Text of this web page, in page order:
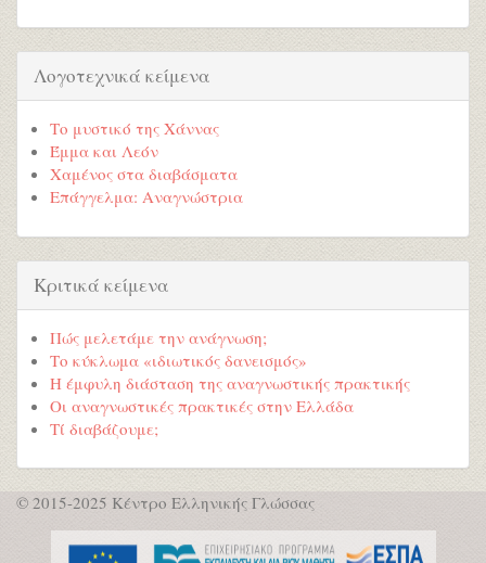
Λογοτεχνικά κείμενα
Το μυστικό της Χάννας
Έμμα και Λεόν
Χαμένος στα διαβάσματα
Επάγγελμα: Αναγνώστρια
Κριτικά κείμενα
Πώς μελετάμε την ανάγνωση;
Το κύκλωμα «ιδιωτικός δανεισμός»
Η έμφυλη διάσταση της αναγνωστικής πρακτικής
Οι αναγνωστικές πρακτικές στην Ελλάδα
Τί διαβάζουμε;
© 2015-2025 Κέντρο Ελληνικής Γλώσσας